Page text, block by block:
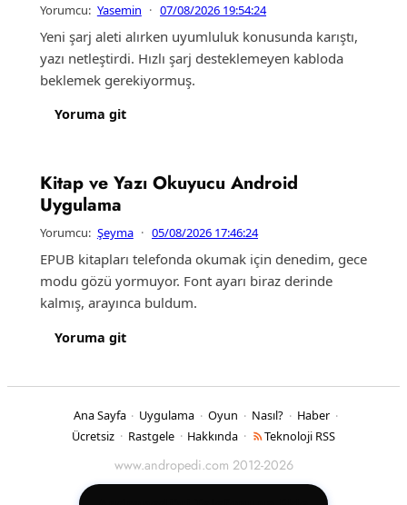
Yorumcu: Yasemin · 07/08/2026 19:54:24
Yeni şarj aleti alırken uyumluluk konusunda karıştı,
yazı netleştirdi. Hızlı şarj desteklemeyen kabloda
beklemek gerekiyormuş.
Yoruma git
Kitap ve Yazı Okuyucu Android
Uygulama
Yorumcu: Şeyma · 05/08/2026 17:46:24
EPUB kitapları telefonda okumak için denedim, gece
modu gözü yormuyor. Font ayarı biraz derinde
kalmış, arayınca buldum.
Yoruma git
Ana Sayfa · Uygulama · Oyun · Nasıl? · Haber ·
Ücretsiz · Rastgele · Hakkında · Teknoloji RSS
www.andropedi.com 2012-2026